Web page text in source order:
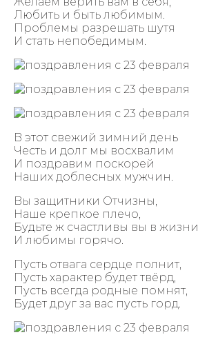
Любить и быть любимым.
Проблемы разрешать шутя
И стать непобедимым.
В этот свежий зимний день
Честь и долг мы восхвалим
И поздравим поскорей
Наших доблесных мужчин.
Вы защитники Отчизны,
Наше крепкое плечо,
Будьте ж счастливы вы в жизни
И любимы горячо.
Пусть отвага сердце полнит,
Пусть характер будет твёрд,
Пусть всегда родные помнят,
Будет друг за вас пусть горд.